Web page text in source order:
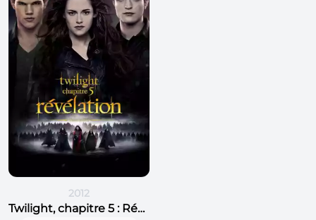
2012
Twilight, chapitre 5 : Révélation, 2e partie